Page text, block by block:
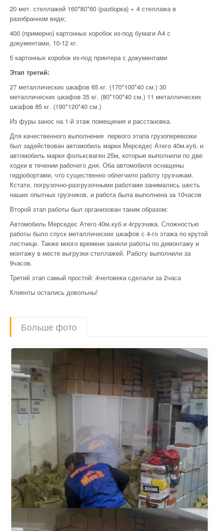
20 мет. стеллажей 160*80*60 (разборка) + 4 стеллажа в
разобранном виде;
400 (примерно) картонных коробок из-под бумаги А4 с
документами, 10-12 кг.
5 картонных коробок из-под принтера с документами
Этап третий:
27 металлических шкафов 65 кг. (170*100*40 см.) 30
металлических шкафов 35 кг. (80*100*40 см.) 11 металлических
шкафов 85 кг. (190*120*40 см.)
Из фуры занос на 1-й этаж помещения и расстановка.
Для качественного выполнения первого этапа грузоперевозки
был задействован автомобиль марки Мерседес Атего 40м.куб. и
автомобиль марки фольксваген 25м, которые выполнили по две
ходки в течении рабочего дня. Оба автомобиля оснащены
гидробортами, что существенно облегчило работу грузчикам.
Кстати, погрузочно-разгрузочными работами занимались шесть
наших опытных грузчиков, и работа была выполнена за 10часов
Второй этап работы был организован таким образом:
Автомобиль Мерседес Атего 40м.куб и 4грузчика. Сложностью
работы было спуск металлических шкафов с 4-го этажа по крутой
лестнице. Также много времени заняли работы по демонтажу и
монтажу в месте выгрузки стеллажей. Работу выполнили за
9часов.
Третий этап самый простой: 4человека сделали за 2часа
Клиенты остались довольны!
Больше фото